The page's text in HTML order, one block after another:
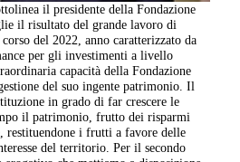
il presidente della Fondazione
il risultato del grande lavoro di
del 2022, anno caratterizzato da
per gli investimenti a livello
capacità della Fondazione
del suo ingente patrimonio. Il
in grado di far crescere le
il patrimonio, frutto dei risparmi
restituendone i frutti a favore delle
del territorio. Per il secondo